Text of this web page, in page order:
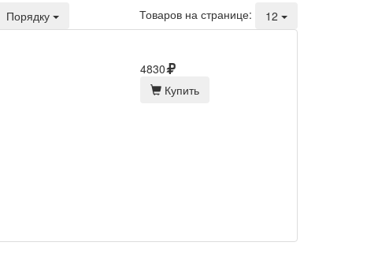
Порядку Товаровна странице:
12
4830
Купить